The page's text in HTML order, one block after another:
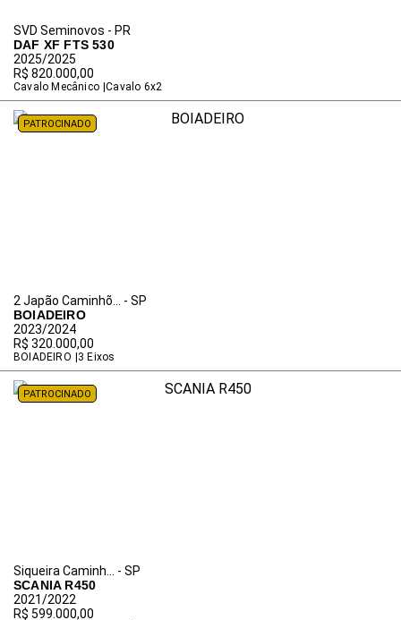
SVD Seminovos - PR
DAF XF FTS 530
2025/2025
R$ 820.000,00
Cavalo Mecânico Cavalo 6x2
PATROCINADO
2 Japão Caminhõ... - SP
BOIADEIRO
2023/2024
R$ 320.000,00
BOIADEIRO 3 Eixos
PATROCINADO
Siqueira Caminh... - SP
SCANIA R450
2021/2022
R$ 599.000,00